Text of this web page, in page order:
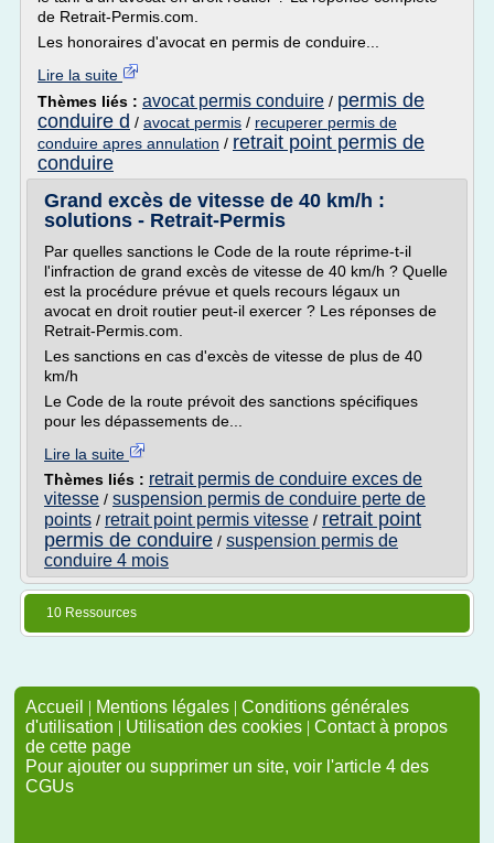
de Retrait-Permis.com.
Les honoraires d'avocat en permis de conduire...
Lire la suite
Thèmes liés : avocat permis conduire / permis de
conduire d / avocat permis / recuperer permis de
conduire apres annulation / retrait point permis de
conduire
Grand excès de vitesse de 40 km/h :
solutions - Retrait-Permis
Par quelles sanctions le Code de la route réprime-t-il
l'infraction de grand excès de vitesse de 40 km/h ? Quelle
est la procédure prévue et quels recours légaux un
avocat en droit routier peut-il exercer ? Les réponses de
Retrait-Permis.com.
Les sanctions en cas d'excès de vitesse de plus de 40
km/h
Le Code de la route prévoit des sanctions spécifiques
pour les dépassements de...
Lire la suite
Thèmes liés : retrait permis de conduire exces de
vitesse / suspension permis de conduire perte de
points / retrait point permis vitesse / retrait point
permis de conduire / suspension permis de
conduire 4 mois
10 Ressources
Accueil | Mentions légales | Conditions générales
d'utilisation | Utilisation des cookies | Contact à propos
de cette page
Pour ajouter ou supprimer un site, voir l'article 4 des
CGUs